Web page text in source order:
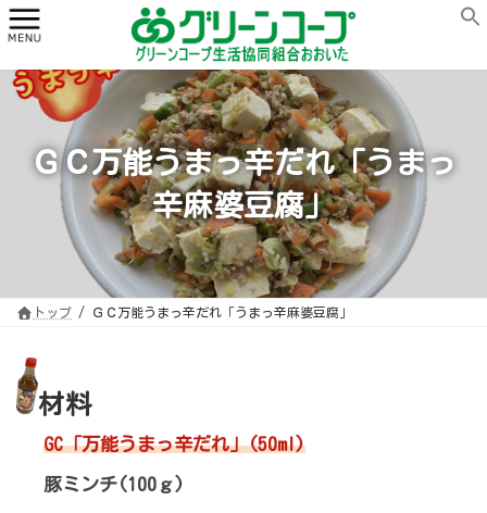
コ
ン
テ
ツ
へ
ナ
ビ
ゲ
シ
ョ
ＧＣ万能うまっ辛だれ「うまっ
辛麻婆豆腐」
トップ ＧＣ万能うまっ辛だれ「うまっ辛麻婆豆腐」
材料
GC「万能うまっ辛だれ」(50ml)
豚ミンチ(100ｇ)